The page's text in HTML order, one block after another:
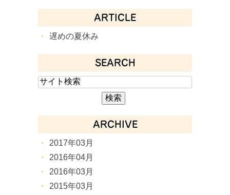
ARTICLE
遅めの夏休み
SEARCH
ARCHIVE
2017年03月
2016年04月
2016年03月
2015年03月